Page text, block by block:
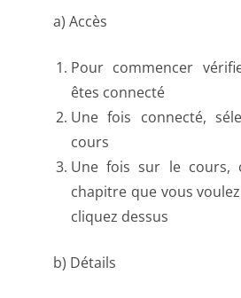
a) Accès
Pour commencer
êtes connecté
Une fois connecté,
cours
Une fois sur le cours,
chapitre que vous
cliquez dessus
b) Détails